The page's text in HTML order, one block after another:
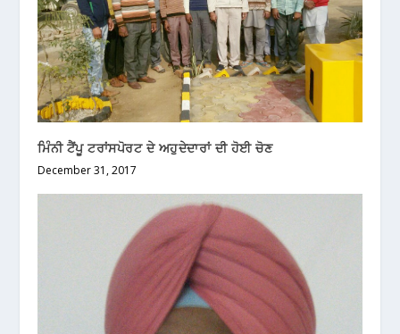
ਮਿੰਨੀ ਟੈਂਪੂ ਟਰਾਂਸਪੋਰਟ ਦੇ ਅਹੁਦੇਦਾਰਾਂ ਦੀ ਹੋਈ ਚੋਣ
December 31, 2017